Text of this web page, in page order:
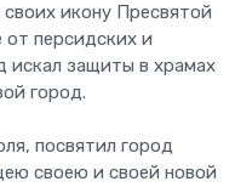
икону Пресвятой
персидских и
искал защиты в храмах
город.
посвятил город
своею и своей новой